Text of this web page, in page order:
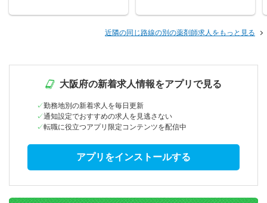
近隣の同じ路線の別の薬剤師求人をもっと見る
大阪府の新着求人情報をアプリで見る
勤務地別の新着求人を毎日更新
通知設定でおすすめの求人を見逃さない
転職に役立つアプリ限定コンテンツを配信中
アプリをインストールする